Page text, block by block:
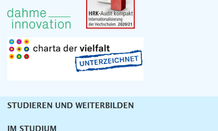
Unternavigation
STUDIEREN UND WEITERBILDEN
IM STUDIUM